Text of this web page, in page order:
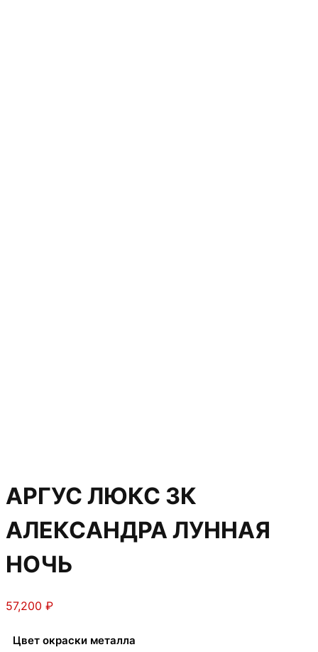
АРГУС ЛЮКС 3К
АЛЕКСАНДРА ЛУННАЯ
НОЧЬ
57,200 ₽
Цвет окраски металла